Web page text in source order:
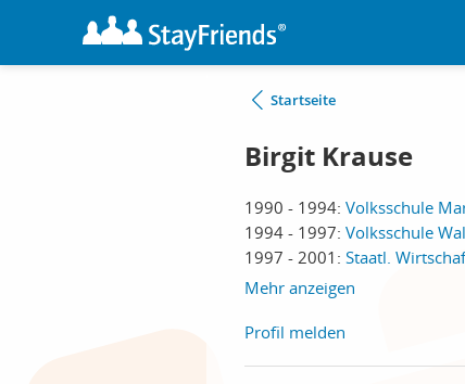
Startseite
Birgit Krause
1990 - 1994: Volksschule
1994 - 1997: Volksschule
1997 - 2001: Staatl.
Mehr anzeigen
Profil melden